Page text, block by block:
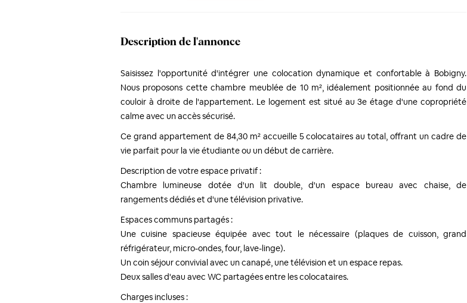
Description de l'annonce
Saisissez l'opportunité d'intégrer une colocation dynamique et confortable à Bobigny.
Nous proposons cette chambre meublée de 10 m², idéalement positionnée au fond du
couloir à droite de l'appartement. Le logement est situé au 3e étage d'une copropriété
calme avec un accès sécurisé.
Ce grand appartement de 84,30 m² accueille 5 colocataires au total, offrant un cadre de
vie parfait pour la vie étudiante ou un début de carrière.
Description de votre espace privatif :
Chambre lumineuse dotée d'un lit double, d'un espace bureau avec chaise, de
rangements dédiés et d'une télévision privative.
Espaces communs partagés :
Une cuisine spacieuse équipée avec tout le nécessaire (plaques de cuisson, grand
réfrigérateur, micro-ondes, four, lave-linge).
Un coin séjour convivial avec un canapé, une télévision et un espace repas.
Deux salles d'eau avec WC partagées entre les colocataires.
Charges incluses :